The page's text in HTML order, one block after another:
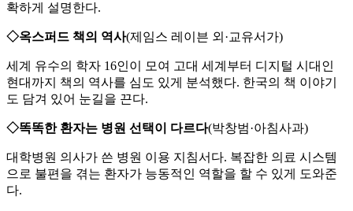
확하게 설명한다.
◇옥스퍼드 책의 역사(제임스 레이븐 외·교유서가)
세계 유수의 학자 16인이 모여 고대 세계부터 디지털 시대인
현대까지 책의 역사를 심도 있게 분석했다. 한국의 책 이야기
도 담겨 있어 눈길을 끈다.
◇똑똑한 환자는 병원 선택이 다르다(박창범·아침사과)
대학병원 의사가 쓴 병원 이용 지침서다. 복잡한 의료 시스템
으로 불편을 겪는 환자가 능동적인 역할을 할 수 있게 도와준
다.